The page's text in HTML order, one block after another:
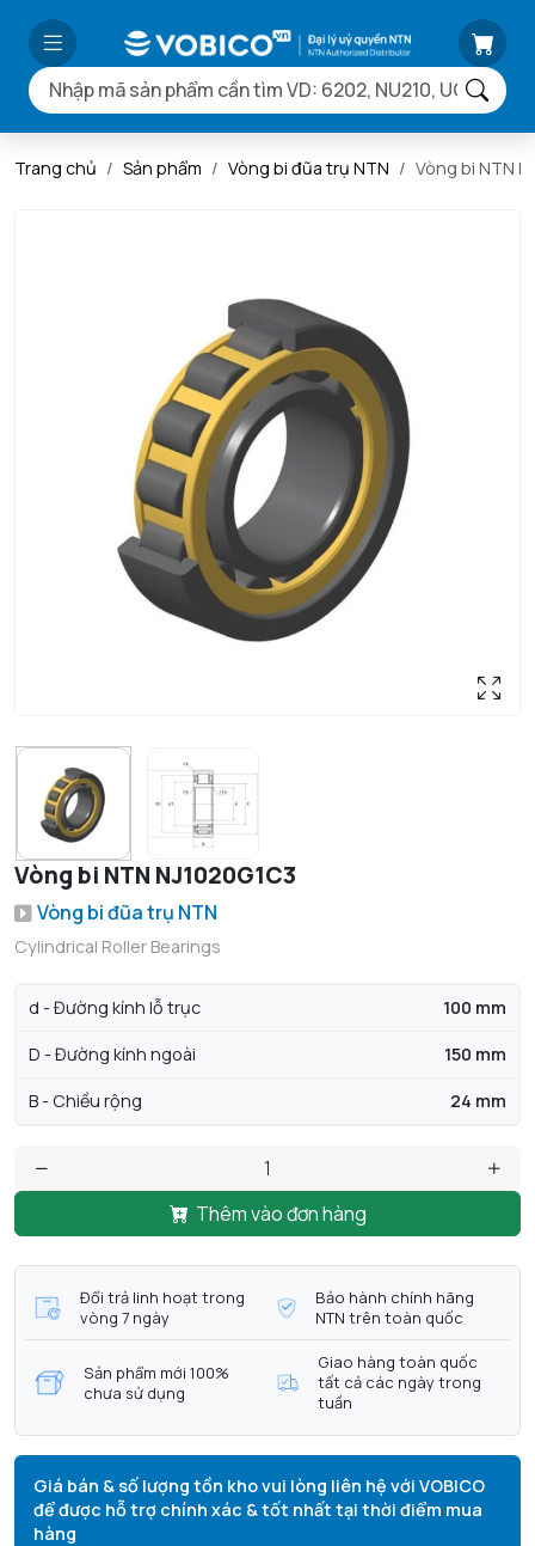
Trang chủ Sản phẩm Vòng bi đũa trụ NTN Vòng bi NTN
Vòng bi NTN NJ1020G1C3
Vòng bi đũa trụ NTN
Cylindrical Roller Bearings
d - Đường kính lỗ trục 100 mm
D - Đường kính ngoài 150 mm
B - Chiều rộng 24 mm
Thêm vào đơn hàng
Đổi trả linh hoạt trong
vòng 7 ngày
Bảo hành chính hãng
NTN trên toàn quốc
Sản phẩm mới 100%
chưa sử dụng
Giao hàng toàn quốc
tất cả các ngày trong
tuần
Giá bán & số lượng tồn kho vui lòng liên hệ với VOBICO
để được hỗ trợ chính xác & tốt nhất tại thời điểm mua
hàng